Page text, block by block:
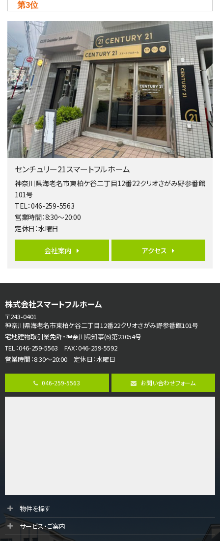
第3位
4ＬＤＫ
淵野辺駅
歩17分
南側道路に面しており日当たり良好。 キッチンから…
第4位
5,480万円
4ＬＤＫ
相模大野駅
バ9分・歩4分
２０１５年６月築、積水ハウス施工住宅です。 南東…
第5位
3,680万円
バ19分・ 歩8分
開放感があり日当たり良好な南西・北西角地区画。 …
第6位
4ＬＤＫ
古淵駅
さがみ野駅
歩17分
ご家族が集まるLDKは１７．５帖とゆとりある広さ…
第8位
3,598万円
4ＬＤＫ
長後駅
第10位
3,680万円
海老名駅
センチュリー21スマートフルホーム
神奈川県海老名市東柏ケ谷二丁目12番22クリオさがみ野参番館
101号
TEL：046-259-5563
営業時間：8:30～20:00
定休日：水曜日
会社案内 アクセス
株式会社スマートフルホーム
〒243-0401
神奈川県海老名市東柏ケ谷二丁目12番22クリオさがみ野参番館101号
宅地建物取引業免許・神奈川県知事(6)第23054号
TEL：046-259-5563 FAX：046-259-5592
営業時間：8:30～20:00 定休日：水曜日
046-259-5563 お問い合わせフォーム
物件を探す
サービス・ご案内